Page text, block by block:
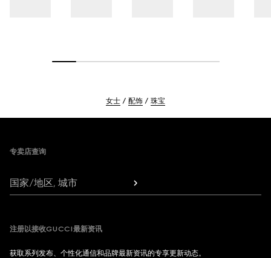
女士 配饰 珠宝
专卖店查询
国家/地区, 城市
注册以接收GUCCI最新资讯
获取系列发布、个性化通信和品牌最新资讯的专享更新动态。